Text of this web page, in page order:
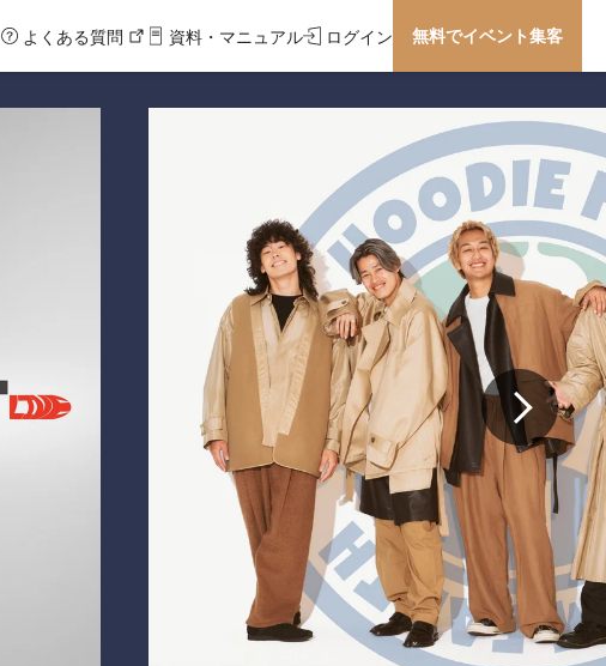
よくある質問 資料・マニュアル ログイン 無料でイベント集客